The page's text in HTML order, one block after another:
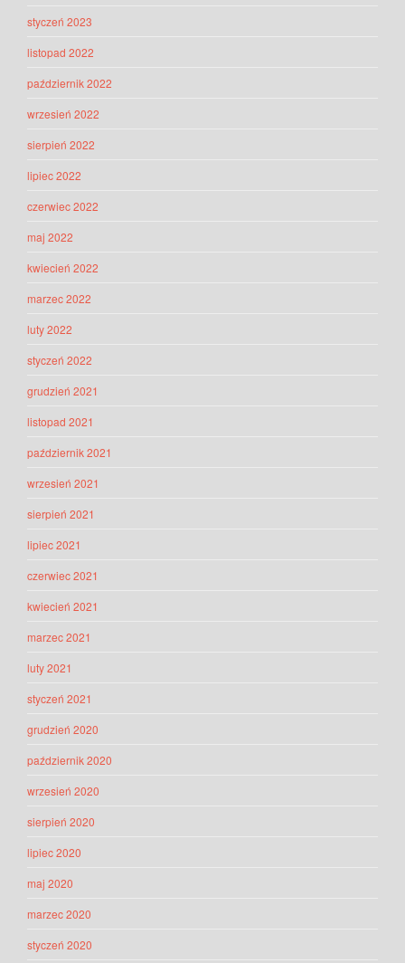
styczeń 2023
listopad 2022
październik 2022
wrzesień 2022
sierpień 2022
lipiec 2022
czerwiec 2022
maj 2022
kwiecień 2022
marzec 2022
luty 2022
styczeń 2022
grudzień 2021
listopad 2021
październik 2021
wrzesień 2021
sierpień 2021
lipiec 2021
czerwiec 2021
kwiecień 2021
marzec 2021
luty 2021
styczeń 2021
grudzień 2020
październik 2020
wrzesień 2020
sierpień 2020
lipiec 2020
maj 2020
marzec 2020
styczeń 2020